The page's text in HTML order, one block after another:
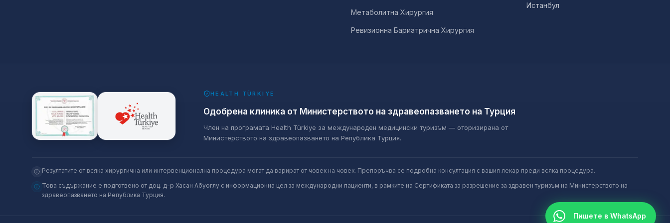
Метаболитна Хирургия
Ревизионна Бариатрична Хирургия
Истанбул
HEALTH TÜRKIYE
Одобрена клиника от Министерството на здравеопазването на Турция
Член на програмата Health Türkiye за международен медицински туризъм — оторизирана от
Министерството на здравеопазването на Република Турция.
Резултатите от всяка хирургична или интервенционална процедура могат да варират от човек на човек. Препоръчва се подробна консултация с вашия лекар преди всяка процедура.
Това съдържание е подготвено от доц. д-р Хасан Абуоглу с информационна цел за международни пациенти, в рамките на Сертификата за разрешение за здравен туризъм на Министерството на
здравеопазването на Република Турция.
Пишете в WhatsApp